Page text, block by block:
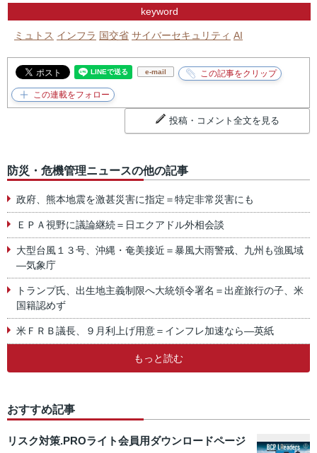
keyword
ミュトス インフラ 国交省 サイバーセキュリティ AI
e-mail
投稿・コメント全文を見る
防災・危機管理ニュースの他の記事
政府、熊本地震を激甚災害に指定＝特定非常災害にも
ＥＰＡ視野に議論継続＝日エクアドル外相会談
大型台風１３号、沖縄・奄美接近＝暴風大雨警戒、九州も強風域
―気象庁
トランプ氏、出生地主義制限へ大統領令署名＝出産旅行の子、米
国籍認めず
米ＦＲＢ議長、９月利上げ用意＝インフレ加速なら―英紙
もっと読む
おすすめ記事
リスク対策.PROライト会員用ダウンロードページ